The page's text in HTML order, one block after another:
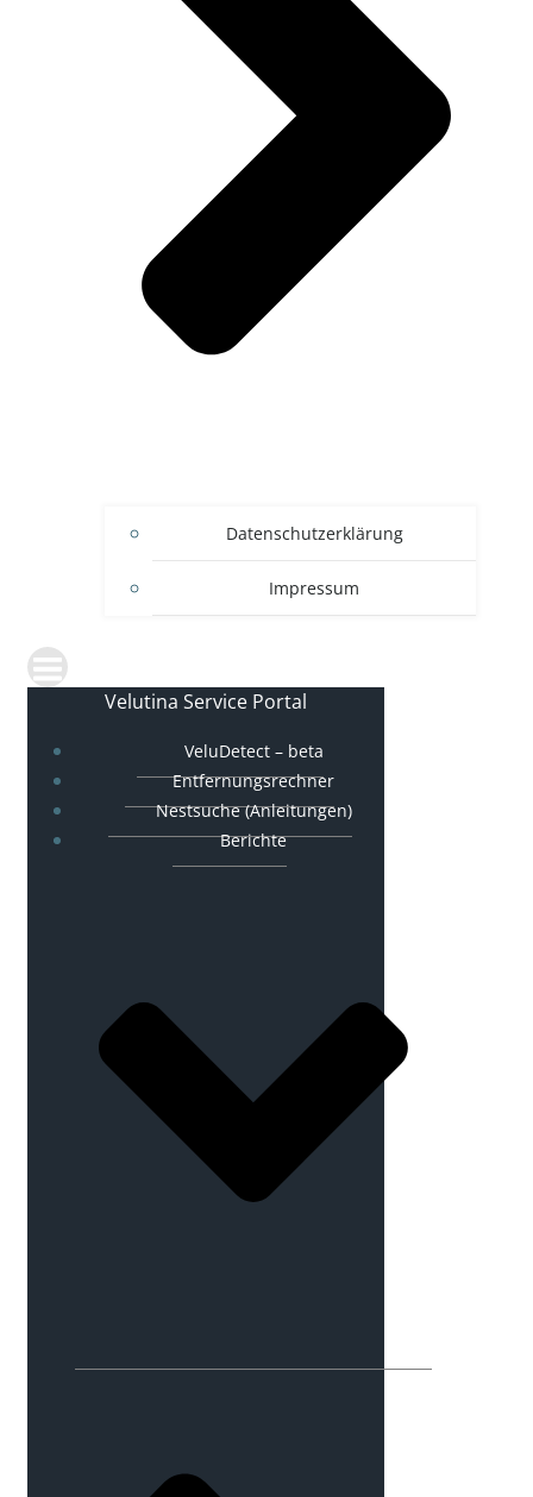
Datenschutzerklärung
Impressum
Velutina Service Portal
VeluDetect – beta
Entfernungsrechner
Nestsuche (Anleitungen)
Berichte